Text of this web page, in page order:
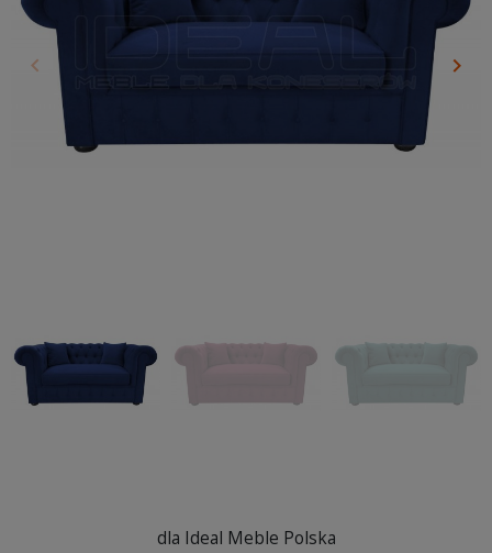
Poprzedni
keyboard_arrow_left keyboard_arrow_right
dla Ideal Meble Polska